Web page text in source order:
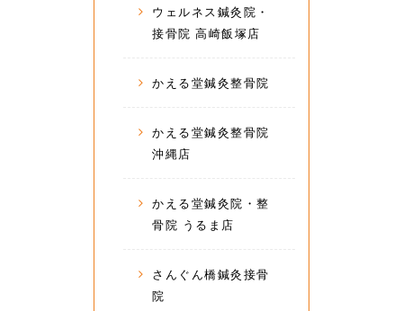
ウェルネス鍼灸院・
接骨院 高崎飯塚店
かえる堂鍼灸整骨院
かえる堂鍼灸整骨院
沖縄店
かえる堂鍼灸院・整
骨院 うるま店
さんぐん橋鍼灸接骨
院